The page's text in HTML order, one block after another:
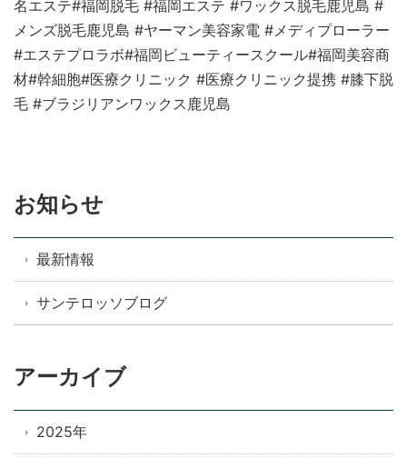
名エステ#福岡脱毛 #福岡エステ #ワックス脱毛鹿児島 #
メンズ脱毛鹿児島 #ヤーマン美容家電 #メディプローラー
#エステプロラボ#福岡ビューティースクール#福岡美容商
材#幹細胞#医療クリニック #医療クリニック提携 #膝下脱
毛 #ブラジリアンワックス鹿児島
お知らせ
最新情報
サンテロッソブログ
アーカイブ
2025年